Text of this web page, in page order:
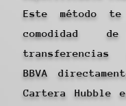
Este método
comodidad
transferencias
BBVA
Cartera Hubble